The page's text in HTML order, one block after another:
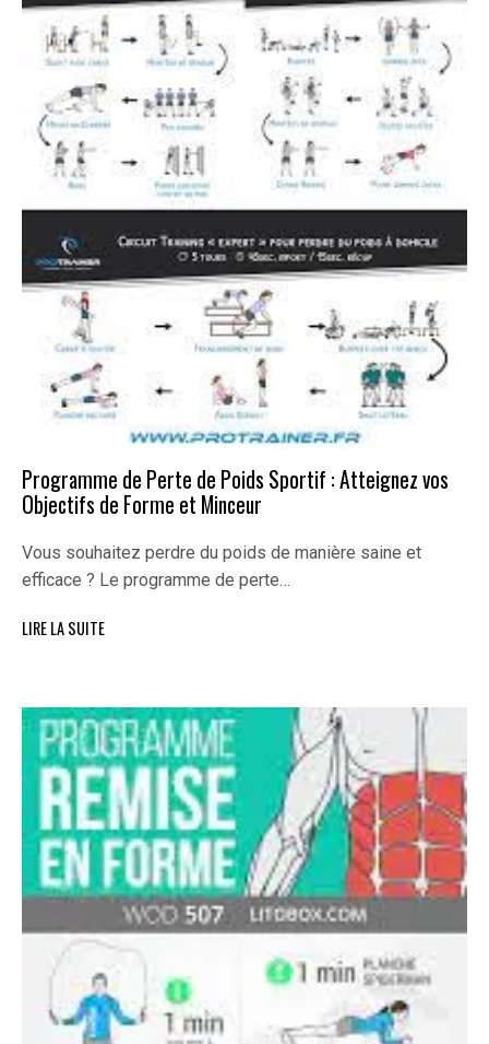
Programme de Perte de Poids Sportif : Atteignez vos
Objectifs de Forme et Minceur
Vous souhaitez perdre du poids de manière saine et
efficace ? Le programme de perte…
LIRE LA SUITE